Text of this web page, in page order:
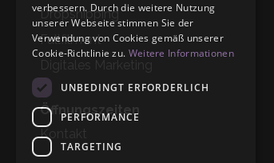
Dropshipping
Fullfilment
Digitales Marketing
Öffnungszeiten
Kontakt
verbessern. Durch die weitere Nutzung
unserer Webseite stimmen Sie der
Verwendung von Cookies gemäß unserer
Cookie-Richtlinie zu. Weitere Informationen
UNBEDINGT ERFORDERLICH
PERFORMANCE
TARGETING